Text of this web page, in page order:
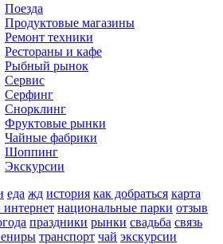
Поезда
Продуктовые магазины
Ремонт техники
Рестораны и кафе
Рыбный рынок
Сервис
Серфинг
Снорклинг
Фруктовые рынки
Чайные фабрики
Шоппинг
Экскурсии
еда жд история как добраться карта
национальные парки отзыв
праздники рынки свадьба связь
транспорт чай экскурсии